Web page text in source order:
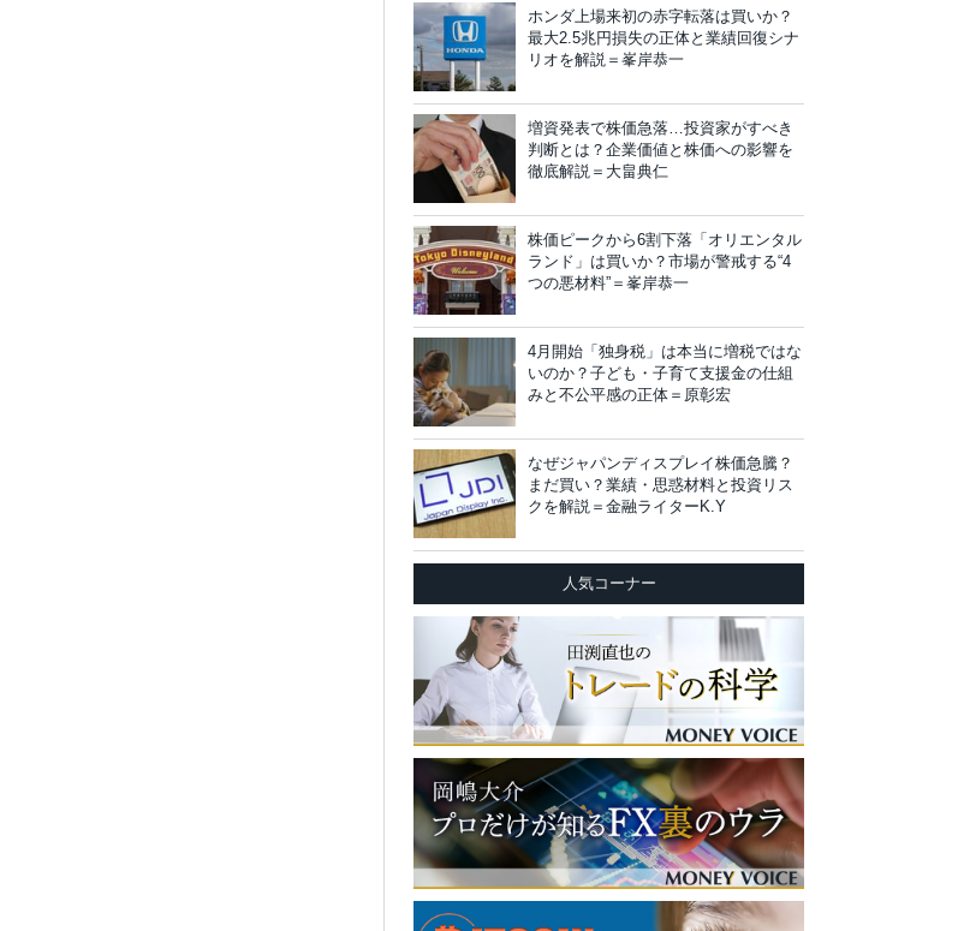
ホンダ上場来初の赤字転落は買いか？
最大2.5兆円損失の正体と業績回復シナ
リオを解説＝峯岸恭一
増資発表で株価急落…投資家がすべき
判断とは？企業価値と株価への影響を
徹底解説＝大畠典仁
株価ピークから6割下落「オリエンタル
ランド」は買いか？市場が警戒する“4
つの悪材料”＝峯岸恭一
4月開始「独身税」は本当に増税ではな
いのか？子ども・子育て支援金の仕組
みと不公平感の正体＝原彰宏
なぜジャパンディスプレイ株価急騰？
まだ買い？業績・思惑材料と投資リス
クを解説＝金融ライターK.Y
人気コーナー